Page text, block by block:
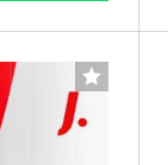
SUOSIKKI